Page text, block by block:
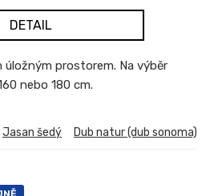
DETAIL
úložným prostorem. Na výběr
nebo 180 cm.
Jasan šedý Dub natur (dub sonoma)